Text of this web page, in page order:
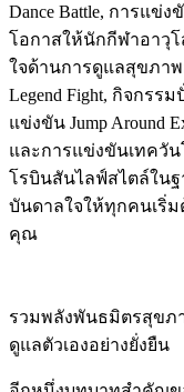
Dance Battle, การแข่
โอกาสให้นักกีฬาอาวุ
ใจด้านการดูแลสุขภาพ
Legend Fight, กิจกรร
แข่งขัน Jump Around
และการแข่งขันเทควั
โรบินสันไลฟ์สไตล์ใน
บันดาลใจให้ทุกคนเริ่
คุณ
รวมพลังพันธมิตรสุขภ
ดูแลตัวเองอย่างยั่งยืน